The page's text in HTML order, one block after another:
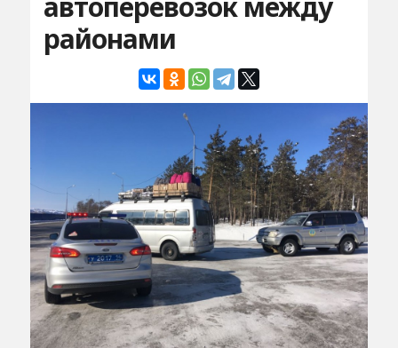
районами